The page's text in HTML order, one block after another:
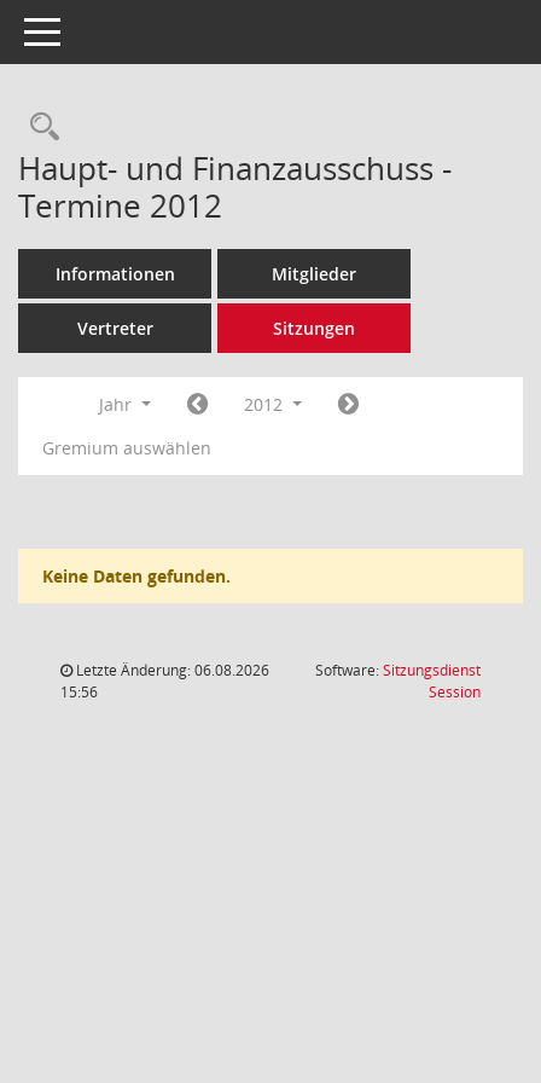
Toggle navigation
Rechercheauswahl
Haupt- und Finanzausschuss -
Termine 2012
Informationen Mitglieder
Vertreter Sitzungen
Jahr
2012
Gremium auswählen
Keine Daten gefunden.
Letzte Änderung: 06.08.2026
15:56
Software:Sitzungsdienst
Session(Wird in